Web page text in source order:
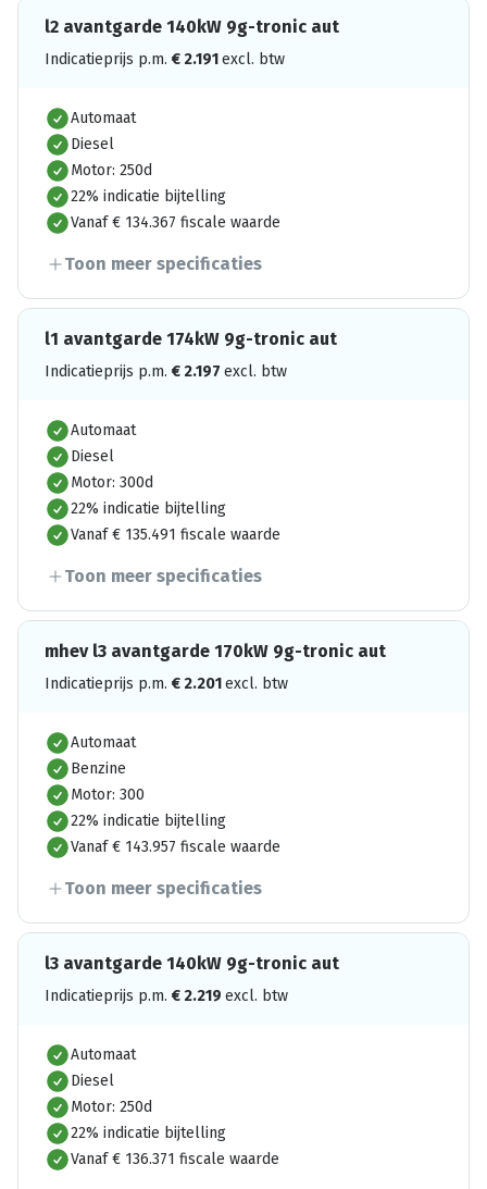
l2 avantgarde 140kW 9g-tronic aut
Indicatieprijs p.m. € 2.191excl. btw
Automaat
Diesel
Motor: 250d
22% indicatie bijtelling
Vanaf € 134.367 fiscale waarde
Toon meer specificaties
l1 avantgarde 174kW 9g-tronic aut
Indicatieprijs p.m. € 2.197 excl. btw
Automaat
Diesel
Motor: 300d
22% indicatie bijtelling
Vanaf € 135.491 fiscale waarde
Toon meer specificaties
mhev l3 avantgarde 170kW 9g-tronic aut
Indicatieprijs p.m. € 2.201excl. btw
Automaat
Benzine
Motor: 300
22% indicatie bijtelling
Vanaf € 143.957 fiscale waarde
Toon meer specificaties
l3 avantgarde 140kW 9g-tronic aut
Indicatieprijs p.m. € 2.219 excl. btw
Automaat
Diesel
Motor: 250d
22% indicatie bijtelling
Vanaf € 136.371 fiscale waarde